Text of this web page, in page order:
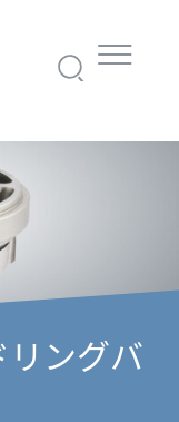
ングバ